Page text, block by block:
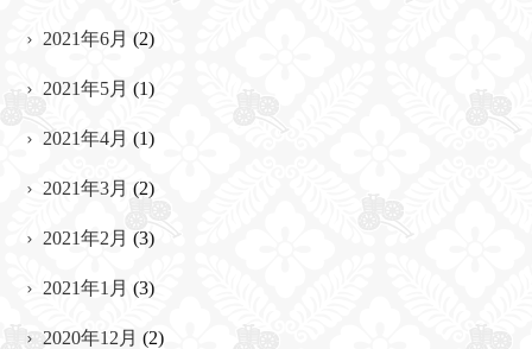
2021年6月 (2)
2021年5月 (1)
2021年4月 (1)
2021年3月 (2)
2021年2月 (3)
2021年1月 (3)
2020年12月 (2)